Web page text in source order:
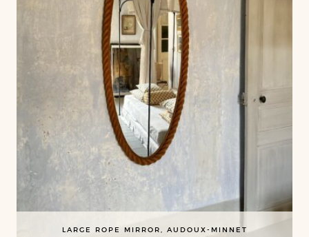
LARGE ROPE MIRROR, AUDOUX-MINNET